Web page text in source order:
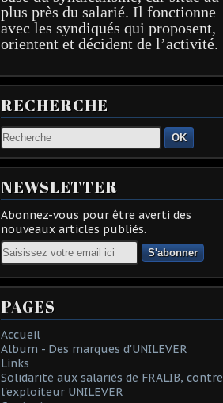
plus près du salarié. Il fonctionne
avec les syndiqués qui proposent,
orientent et décident de l’activité.
RECHERCHE
OK
NEWSLETTER
Abonnez-vous pour être averti des
nouveaux articles publiés.
Email
PAGES
Accueil
Album - Des marques d'UNILEVER
Links
Solidarité aux salariés de FRALIB, contre
l'exploiteur UNILEVER